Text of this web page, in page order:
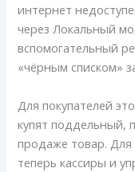
интернет
через Локальный
вспомогательный
«чёрным списком»
Для покупателей
купят поддельный,
продаже товар.
теперь кассиры и